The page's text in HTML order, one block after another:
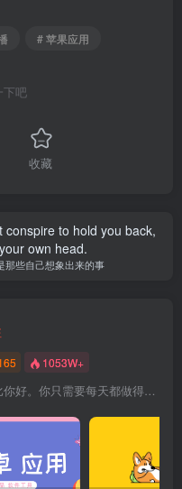
# 苹果应用
下吧
收藏
to hold you back,
own head.
那些自己想象出来的事
1053W+
不要担心别人会做得比你好。你只需要每天都做得比前一天好就可以了